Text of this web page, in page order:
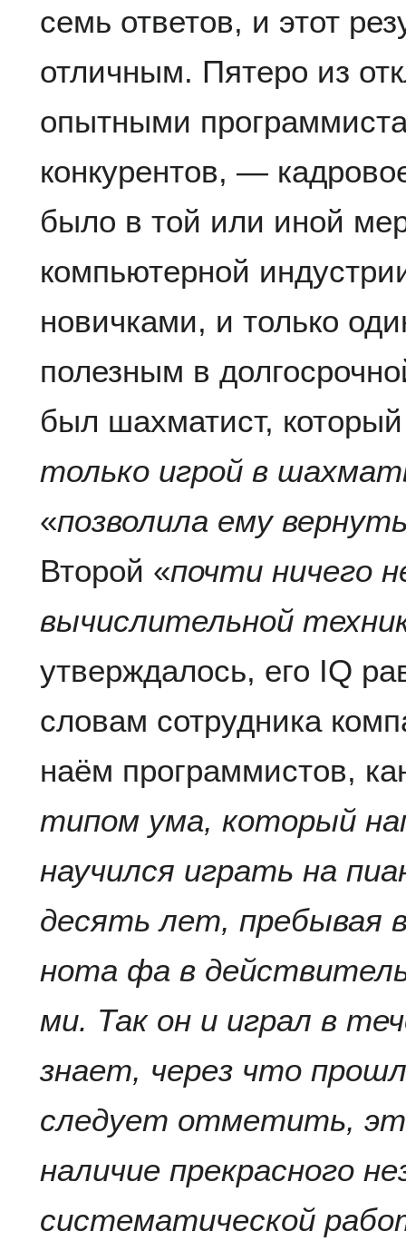
семь ответов, и этот
отличным. Пятеро из
опытными
конкурентов, —
было в той или иной
компьютерной
новичками, и только
полезным в
был шахматист,
только игрой в
«позволила ему
Второй «почти ничего
вычислительной
утверждалось, его IQ
словам сотрудника
наём программистов,
типом ума, который
научился играть на
десять лет, пребывая
нота фа в
ми. Так он и играл в
знает, через что
следует отметить,
наличие прекрасного
систематической